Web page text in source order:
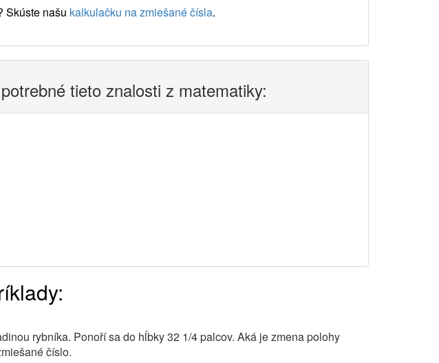
Skúste našu kalkulačku na zmiešané čísla.
tieto znalosti z matematiky:
rybníka. Ponoří sa do hĺbky 32 1/4 palcov. Aká je zmena polohy
číslo.